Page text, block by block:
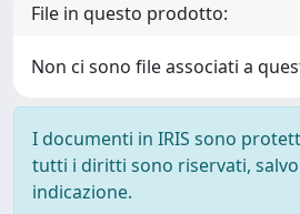
File in questo prodotto:
Non ci sono file associati a
I documenti in IRIS sono
tutti i diritti sono riservati,
indicazione.